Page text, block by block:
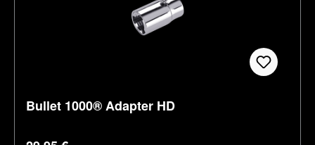
Bullet 1000® Adapter HD